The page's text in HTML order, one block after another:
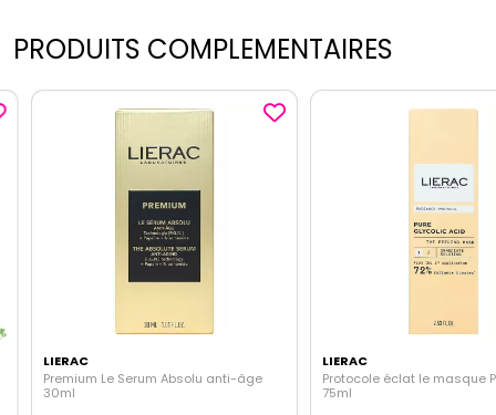
PRODUITS COMPLEMENTAIRES
LIERAC
Premium Le Serum Absolu anti-âge
30ml
LIERAC
Protocole éclat le masque
75ml